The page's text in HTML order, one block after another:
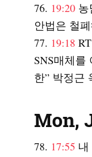
19:20
안법은 철
19:18
SNS매체를
한” 박정근
Mon,
17:55